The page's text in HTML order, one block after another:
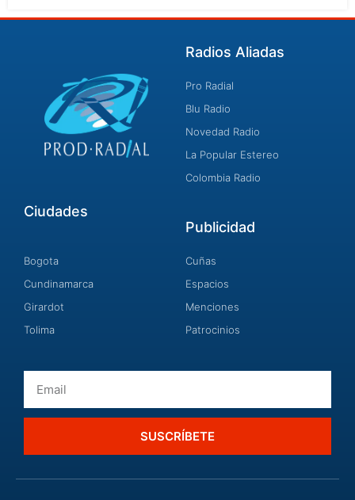
Radios Aliadas
Pro Radial
Blu Radio
Novedad Radio
La Popular Estereo
Colombia Radio
Ciudades
Bogota
Cundinamarca
Girardot
Tolima
Publicidad
Cuñas
Espacios
Menciones
Patrocinios
SUSCRÍBETE